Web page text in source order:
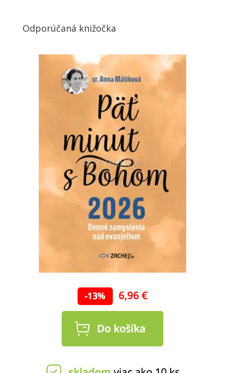
Odporúčaná knižočka